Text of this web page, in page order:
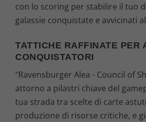
con lo scoring per stabilire il tuo
galassie conquistate e avvicinati
TATTICHE RAFFINATE PER
CONQUISTATORI
"Ravensburger Alea - Council of
attorno a pilastri chiave del
tua strada tra scelte di carte
produzione di risorse critiche, e